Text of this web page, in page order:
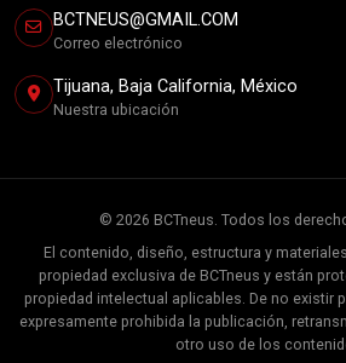
BCTNEUS@GMAIL.COM
Correo electrónico
Tijuana, Baja California, México
Nuestra ubicación
© 2026 BCTneus. Todos los
El contenido, diseño, estructura y
propiedad exclusiva de BCTneus y están
propiedad intelectual aplicables. De no existir
expresamente prohibida la publicación,
otro uso de los